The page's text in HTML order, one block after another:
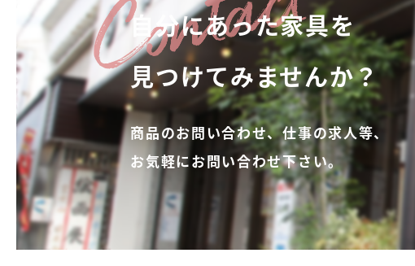
自分にあった家具を
見つけてみませんか？
商品のお問い合わせ、仕事の求人等、
お気軽にお問い合わせ下さい。